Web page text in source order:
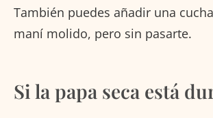
También puedes añadir una
maní molido, pero sin pasarte.
Si la papa seca está